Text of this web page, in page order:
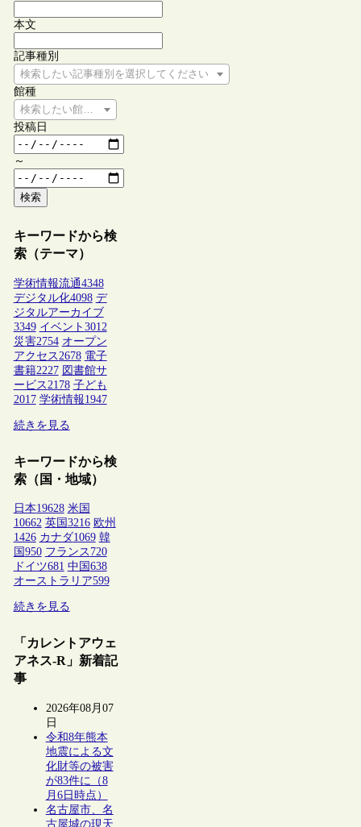
本文
記事種別
検索したい記事種別を選択してください
館種
検索したい館種を選択してください
投稿日
～
検索
キーワードから検
索（テーマ）
学術情報流通4348
デジタル化4098 デ
ジタルアーカイブ
3349 イベント 3012
災害2754 オープン
アクセス 2678 電子
書籍2227 図書館サ
ービス 2178 子ども
2017 学術情報1947
続きを見る
キーワードから検
索（国・地域）
日本19628 米国
10662 英国 3216 欧州
1426 カナダ1069 韓
国 950 フランス 720
ドイツ681 中国 638
オーストラリア599
続きを見る
「カレントアウェ
アネス-R」新着記
事
2026年08月07
日
令和8年熊本
地震による文
化財等の被害
が83件に（8
月6日時点）
名古屋市、名
古屋城の現天